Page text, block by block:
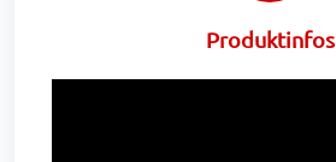
Produktinfos